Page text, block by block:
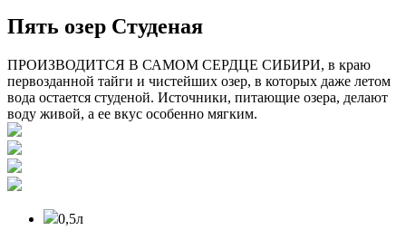
Пять озер Студеная
ПРОИЗВОДИТСЯ В САМОМ СЕРДЦЕ СИБИРИ, в краю
первозданной тайги и чистейших озер, в которых даже летом
вода остается студеной. Источники, питающие озера, делают
воду живой, а ее вкус особенно мягким.
0,5л